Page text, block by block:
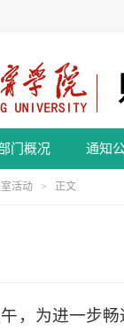
门概况 通知
活动 > 正文
，为进一步